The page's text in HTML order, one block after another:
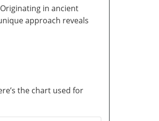
in ancient
approach reveals
the chart used for